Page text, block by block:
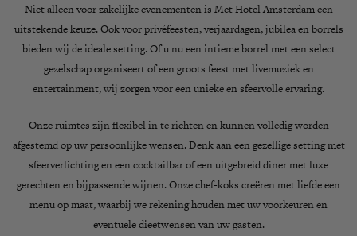
Niet alleen voor zakelijke evenementen is Met Hotel Amsterdam een
uitstekende keuze. Ook voorprivéfeesten, verjaardagen, jubilea en borrels
bieden wij de ideale setting. Of u nu eenintieme borrel met een select
gezelschaporganiseert of eengroots feest met livemuziek en
entertainment, wij zorgen voor een unieke en sfeervolle ervaring.
Onze ruimtes zijn flexibel in te richten en kunnen volledig worden
afgestemd op uw persoonlijke wensen. Denk aan eengezellige setting met
sfeerverlichting en een cocktailbarof eenuitgebreid diner met luxe
gerechten en bijpassende wijnen. Onze chef-koks creëren met liefde een
menu op maat, waarbij we rekening houden met uw voorkeuren en
eventuele dieetwensen van uw gasten.